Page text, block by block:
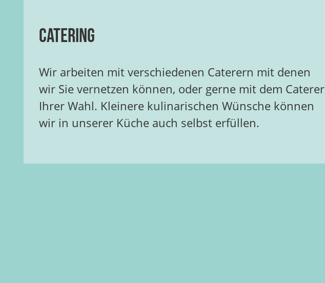
Catering
Wir arbeiten mit verschiedenen Caterern mit denen
wir Sie vernetzen können, oder gerne mit dem Caterer
Ihrer Wahl. Kleinere kulinarischen Wünsche können
wir in unserer Küche auch selbst erfüllen.